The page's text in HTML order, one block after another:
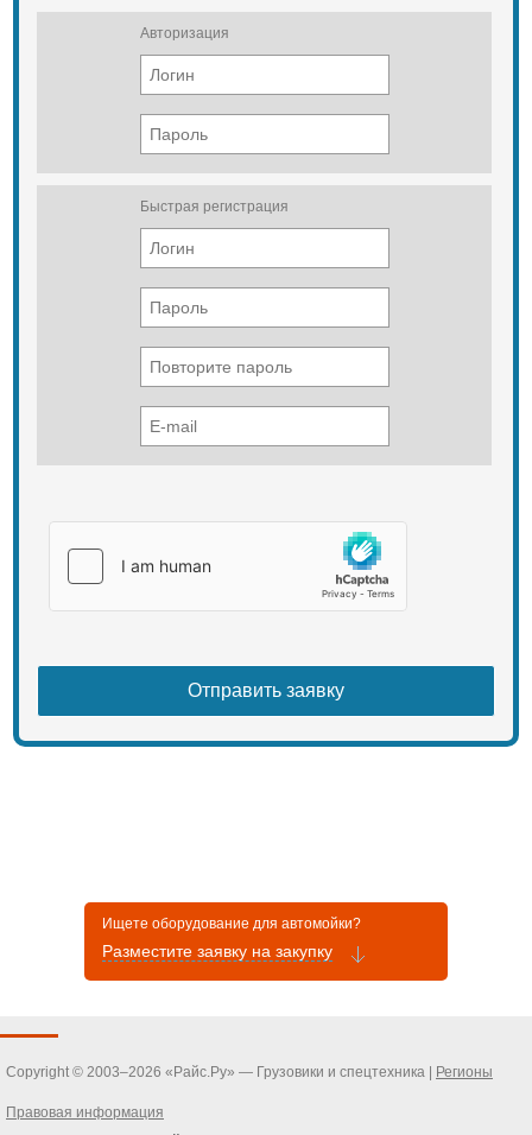
Авторизация
Быстрая регистрация
Ищете оборудование для автомойки?
Разместите заявку на закупку
Copyright © 2003–2026 «Райс.Ру» — Грузовики и спецтехника | Регионы
Правовая информация